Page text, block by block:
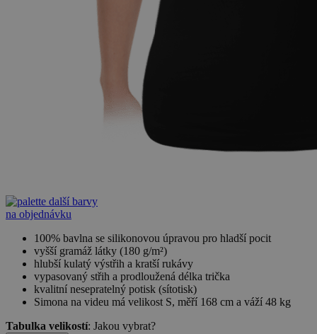
další barvy
na objednávku
100% bavlna se silikonovou úpravou pro hladší pocit
vyšší gramáž látky (180 g/m²)
hlubší kulatý výstřih a kratší rukávy
vypasovaný střih a prodloužená délka trička
kvalitní nesepratelný potisk (sítotisk)
Simona na videu má velikost S, měří 168 cm a váží 48 kg
Tabulka velikostí: Jakou vybrat?